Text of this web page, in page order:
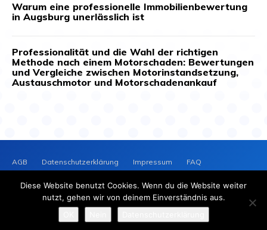
Warum eine professionelle Immobilienbewertung
in Augsburg unerlässlich ist
Professionalität und die Wahl der richtigen
Methode nach einem Motorschaden: Bewertungen
und Vergleiche zwischen Motorinstandsetzung,
Austauschmotor und Motorschadenankauf
AGB Datenschutzerklärung Impressum
FAQ
PRESSEVERTEILERNEWS
Diese Website benutzt Cookies. Wenn du die Website weiter
nutzt, gehen wir von deinem Einverständnis aus.